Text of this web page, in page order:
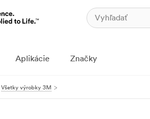
Aplikácie Značky
Všetky výrobky 3M